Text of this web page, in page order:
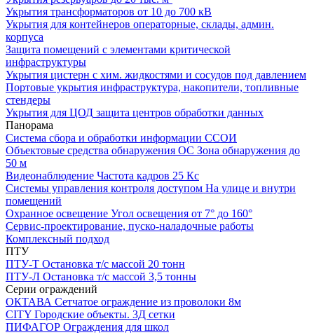
Укрытия трансформаторов от 10 до 700 кВ
Укрытия для контейнеров операторные, склады, админ.
корпуса
Защита помещений с элементами критической
инфраструктуры
Укрытия цистерн с хим. жидкостями и сосудов под давлением
Портовые укрытия инфраструктура, накопители, топливные
стендеры
Укрытия для ЦОД защита центров обработки данных
Панорама
Система сбора и обработки информации ССОИ
Объектовые средства обнаружения ОС Зона обнаружения до
50 м
Видеонаблюдение Частота кадров 25 Кс
Системы управления контроля доступом На улице и внутри
помещений
Охранное освещение Угол освещения от 7° до 160°
Сервис-проектирование, пуско-наладочные работы
Комплексный подход
ПТУ
ПТУ-Т Остановка т/c массой 20 тонн
ПТУ-Л Остановка т/c массой 3,5 тонны
Серии ограждений
ОКТАВА Сетчатое ограждение из проволоки 8м
CITY Городские объекты. 3Д сетки
ПИФАГОР Ограждения для школ